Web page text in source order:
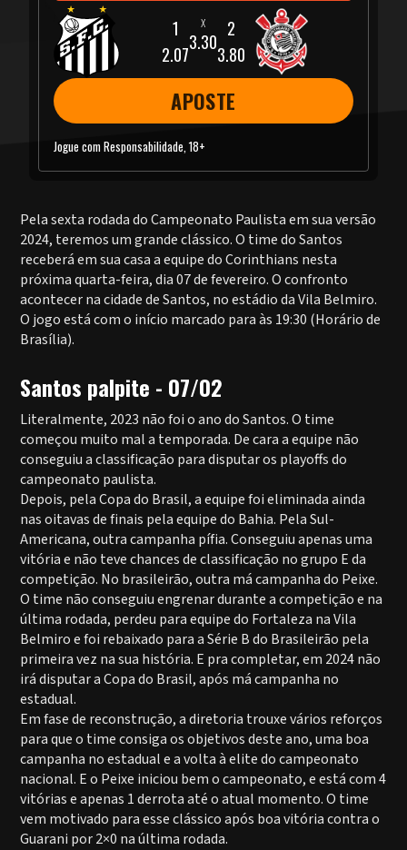
2.07
3.30
3.80
APOSTE
Jogue com Responsabilidade, 18+
Pela sexta rodada do Campeonato Paulista em sua versão
2024, teremos um grande clássico. O time do Santos
receberá em sua casa a equipe do Corinthians nesta
próxima quarta-feira, dia 07 de fevereiro. O confronto
acontecer na cidade de Santos, no estádio da Vila Belmiro.
O jogo está com o início marcado para às 19:30 (Horário de
Brasília).
Santos palpite - 07/02
Literalmente, 2023 não foi o ano do Santos. O time
começou muito mal a temporada. De cara a equipe não
conseguiu a classificação para disputar os playoffs do
campeonato paulista.
Depois, pela Copa do Brasil, a equipe foi eliminada ainda
nas oitavas de finais pela equipe do Bahia. Pela Sul-
Americana, outra campanha pífia. Conseguiu apenas uma
vitória e não teve chances de classificação no grupo E da
competição. No brasileirão, outra má campanha do Peixe.
O time não conseguiu engrenar durante a competição e na
última rodada, perdeu para equipe do Fortaleza na Vila
Belmiro e foi rebaixado para a Série B do Brasileirão pela
primeira vez na sua história. E pra completar, em 2024 não
irá disputar a Copa do Brasil, após má campanha no
estadual.
Em fase de reconstrução, a diretoria trouxe vários reforços
para que o time consiga os objetivos deste ano, uma boa
campanha no estadual e a volta à elite do campeonato
nacional. E o Peixe iniciou bem o campeonato, e está com 4
vitórias e apenas 1 derrota até o atual momento. O time
vem motivado para esse clássico após boa vitória contra o
Guarani por 2×0 na última rodada.